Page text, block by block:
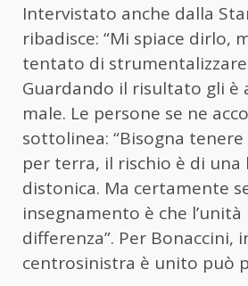
Intervistato anche dalla
ribadisce: “Mi spiace dirlo,
tentato di
Guardando il risultato gli è
male. Le persone se ne
sottolinea: “Bisogna
per terra, il rischio è di
distonica. Ma certamente
insegnamento è che
differenza”. Per Bonaccini,
centrosinistra è unito può